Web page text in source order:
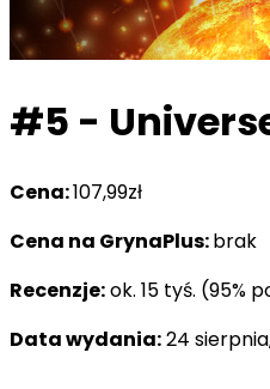
#5 -
Cena:107,99zł
Cena na GrynaPlus:brak
Recenzje:ok. 15 tyś. (95%
Data wydania:24